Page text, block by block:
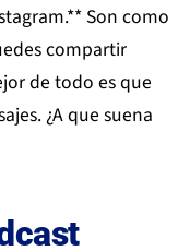
Son como
compartir
de todo es que
¿A que suena